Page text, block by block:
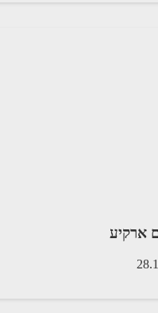
ארקיע